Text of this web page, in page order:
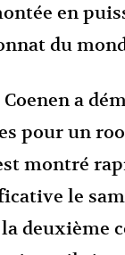
en
du
a
pour un
montré
le
deuxième